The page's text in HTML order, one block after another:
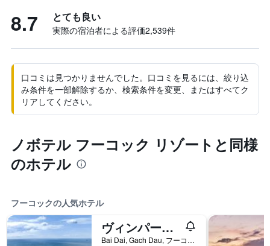
8.7 とても良い
実際の宿泊者による評価2,539​件
口コミは見つかりませんでした。口コミを見るには、絞り込
み条件を一部解除するか、検索条件を変更、またはすべてク
リアしてください。
ノボテル フーコック リゾートと同様
のホテル
フーコックの人気ホテル
ヴィンパール リゾート＆スパ フーコック
Bai Dai, Gach Dau, フーコック, ベトナム